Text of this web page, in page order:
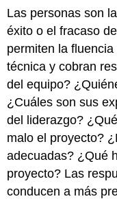
Las personas son
éxito o el fracaso
permiten la
técnica y cobran
del equipo?
¿Cuáles son sus
del liderazgo?
malo el proyecto?
adecuadas? ¿Qué
proyecto? Las
conducen a más